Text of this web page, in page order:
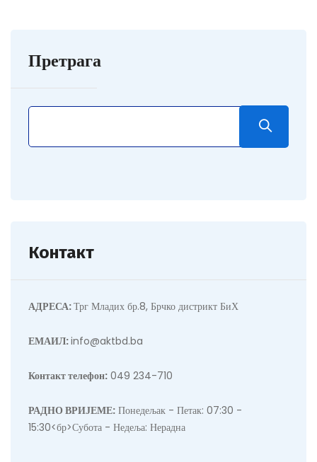
Претрага
Контакт
АДРЕСА:Трг Младих бр.8, Брчко дистрикт БиХ
ЕМАИЛ:info@aktbd.ba
Контакт телефон: 049 234-710
РАДНО ВРИЈЕМЕ: Понедељак - Петак: 07:30 -
15:30<бр>Субота - Недеља: Нерадна